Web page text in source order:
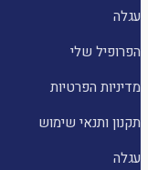
עגלה
הפרופיל שלי
מדיניות הפרטיות
תקנון ותנאי שימוש
עגלה